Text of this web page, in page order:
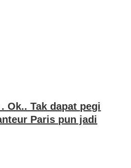
Ok.. Tak dapat pegi
Paris pun jadi